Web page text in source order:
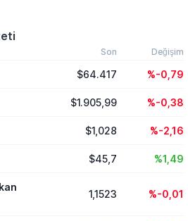
tabelaların
birlikte inşaat
başladı.
Son Değişim
$64.417 %-0,79
$1.905,99 %-0,38
$1,028 %-2,16
$45,7 %1,49
1,1523 %-0,01